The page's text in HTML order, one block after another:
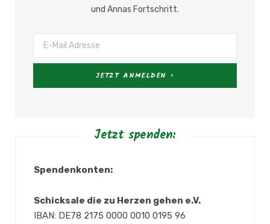
und Annas Fortschritt.
Jetzt spenden:
Spendenkonten:
Schicksale die zu Herzen gehen e.V.
IBAN: DE78 2175 0000 0010 0195 96